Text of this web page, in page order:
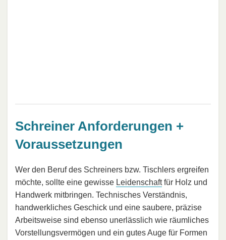
Schreiner Anforderungen +
Voraussetzungen
Wer den Beruf des Schreiners bzw. Tischlers ergreifen
möchte, sollte eine gewisse Leidenschaftfür Holz und
Handwerk mitbringen. Technisches Verständnis,
handwerkliches Geschick und eine saubere, präzise
Arbeitsweise sind ebenso unerlässlich wie räumliches
Vorstellungsvermögen und ein gutes Auge für Formen